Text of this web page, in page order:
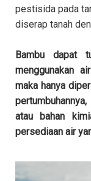
pestisida pada
diserap tanah
Bambu dapat
menggunakan
maka hanya
atau bahan
persediaan air